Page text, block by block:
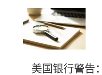
美国银行警告